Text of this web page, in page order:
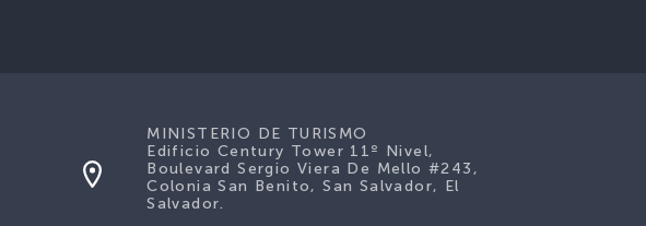
MINISTERIO DE TURISMO
Edificio Century Tower 11º Nivel,
Boulevard Sergio Viera De Mello #243,
Colonia San Benito, San Salvador, El
Salvador.